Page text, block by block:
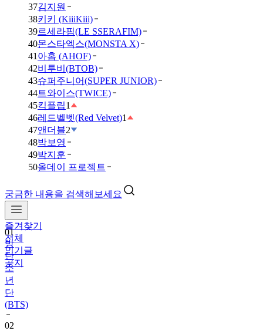
37김지원
38키키 (KiiiKiii)
39르세라핌(LE SSERAFIM)
40몬스타엑스(MONSTA X)
41 아홉 (AHOF)
42비투비(BTOB)
43슈퍼주니어(SUPER JUNIOR)
44트와이스(TWICE)
45킥플립1
46레드벨벳(Red Velvet)1
47앤더블2
48박보영
49박지훈
50올데이 프로젝트
궁금한 내용을 검색해보세요
즐겨찾기
전체
인기글
공지
01
방
탄
소
년
단
(BTS)
02